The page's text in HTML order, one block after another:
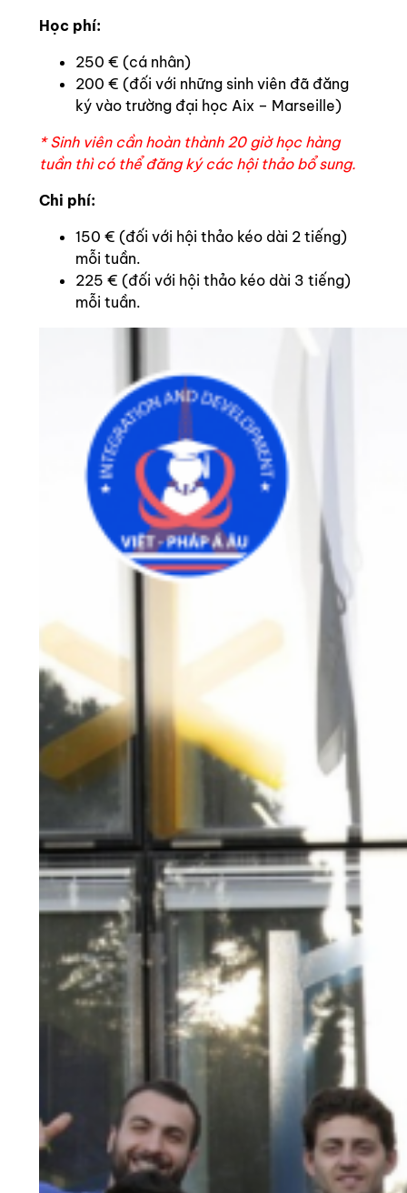
Học phí:
250 € (cá nhân)
200 € (đối với những sinh viên đã đăng
ký vào trường đại học Aix – Marseille)
* Sinh viên cần hoàn thành 20 giờ học hàng
tuần thì có thể đăng ký các hội thảo bổ sung.
Chi phí:
150 € (đối với hội thảo kéo dài 2 tiếng)
mỗi tuần.
225 € (đối với hội thảo kéo dài 3 tiếng)
mỗi tuần.